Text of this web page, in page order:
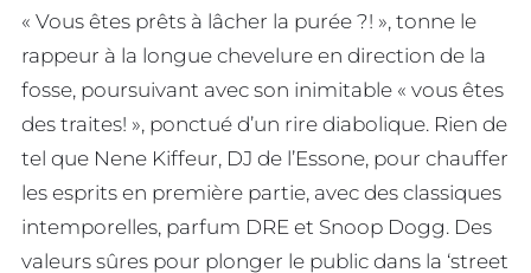
« Vous êtes prêts à lâcher la purée ?! », tonne le
rappeur à la longue chevelure en direction de la
fosse, poursuivant avec son inimitable « vous êtes
des traites! », ponctué d’un rire diabolique. Rien de
tel que Nene Kiffeur, DJ de l’Essone, pour chauffer
les esprits en première partie, avec des classiques
intemporelles, parfum DRE et Snoop Dogg. Des
valeurs sûres pour plonger le public dans la ‘street